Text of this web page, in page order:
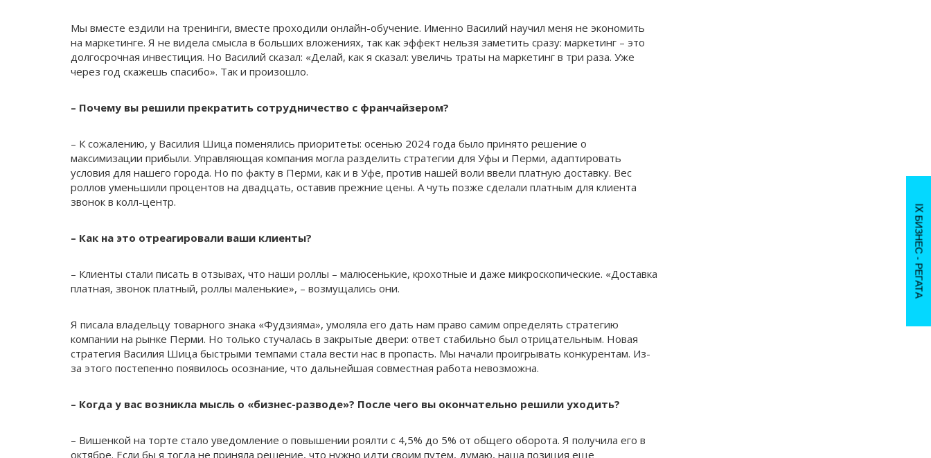
Мы вместе ездили на тренинги, вместе проходили онлайн-обучение. Именно Василий научил меня не экономить
на маркетинге. Я не видела смысла в больших вложениях, так как эффект нельзя заметить сразу: маркетинг – это
долгосрочная инвестиция. Но Василий сказал: «Делай, как я сказал: увеличь траты на маркетинг в три раза. Уже
через год скажешь спасибо». Так и произошло.
– Почему вы решили прекратить сотрудничество с франчайзером?
– К сожалению, у Василия Шица поменялись приоритеты: осенью 2024 года было принято решение о
максимизации прибыли. Управляющая компания могла разделить стратегии для Уфы и Перми, адаптировать
условия для нашего города. Но по факту в Перми, как и в Уфе, против нашей воли ввели платную доставку. Вес
роллов уменьшили процентов на двадцать, оставив прежние цены. А чуть позже сделали платным для клиента
звонок в колл-центр.
– Как на это отреагировали ваши клиенты?
– Клиенты стали писать в отзывах, что наши роллы – малюсенькие, крохотные и даже микроскопические. «Доставка
платная, звонок платный, роллы маленькие», – возмущались они.
Я писала владельцу товарного знака «Фудзияма», умоляла его дать нам право самим определять стратегию
компании на рынке Перми. Но только стучалась в закрытые двери: ответ стабильно был отрицательным. Новая
стратегия Василия Шица быстрыми темпами стала вести нас в пропасть. Мы начали проигрывать конкурентам. Из-
за этого постепенно появилось осознание, что дальнейшая совместная работа невозможна.
– Когда у вас возникла мысль о «бизнес-разводе»? После чего вы окончательно решили уходить?
– Вишенкой на торте стало уведомление о повышении роялти с 4,5% до 5% от общего оборота. Я получила его в
октябре. Если бы я тогда не приняла решение, что нужно идти своим путем, думаю, наша позиция еще
IX БИЗНЕС - РЕГАТА